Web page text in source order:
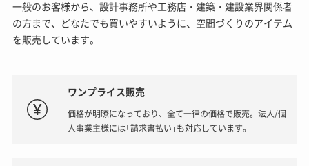
一般のお客様から、設計事務所や工務店・建築・建設業界関係者
の方まで、どなたでも買いやすいように、空間づくりのアイテム
を販売しています。
ワンプライス販売
価格が明瞭になっており、全て一律の価格で販売。法人/個
人事業主様には「請求書払い」も対応しています。